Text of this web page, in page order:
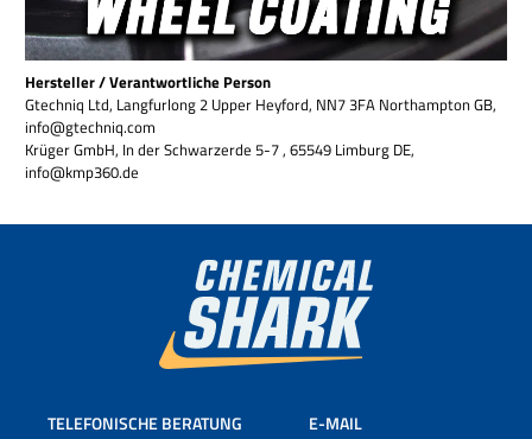
Hersteller / Verantwortliche Person
Gtechniq Ltd, Langfurlong 2 Upper Heyford, NN7 3FA Northampton GB,
info@gtechniq.com
Krüger GmbH, In der Schwarzerde 5-7 , 65549 Limburg DE,
info@kmp360.de
TELEFONISCHE BERATUNG E-MAIL